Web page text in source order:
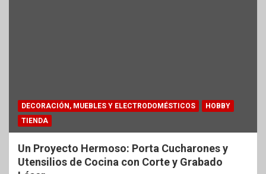
DECORACIÓN, MUEBLES Y ELECTRODOMÉSTICOS
HOBBY
TIENDA
Un Proyecto Hermoso: Porta Cucharones y
Utensilios de Cocina con Corte y Grabado